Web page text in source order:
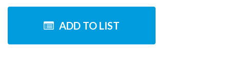
ADD TO LIST